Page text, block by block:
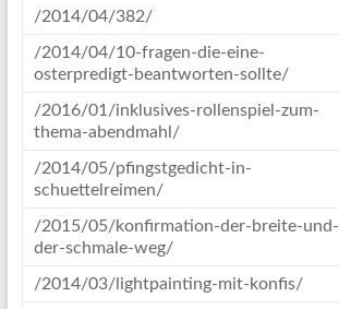
/2014/04/382/
/2014/04/10-fragen-die-eine-
osterpredigt-beantworten-sollte/
/2016/01/inklusives-rollenspiel-zum-
thema-abendmahl/
/2014/05/pfingstgedicht-in-
schuettelreimen/
/2015/05/konfirmation-der-breite-und-
der-schmale-weg/
/2014/03/lightpainting-mit-konfis/